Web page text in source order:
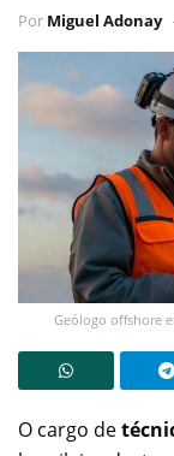
Por Miguel Adonay
Geólogo offshore
O cargo de